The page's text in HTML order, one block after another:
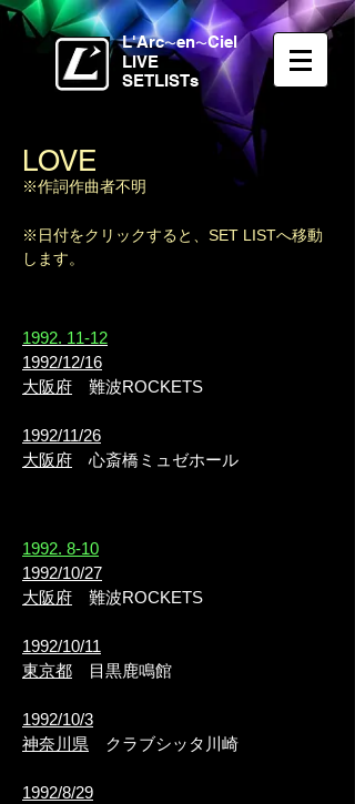
L'Arc〜en〜Ciel
LIVE
SETLISTs
LOVE
※作詞作曲者不明
※日付をクリックすると、SET LISTへ移動
します。
1992. 11-12
1992/12/16
大阪府 難波ROCKETS
1992/11/26
大阪府 心斎橋ミュゼホール
​1992. 8-10
1992/10/27
大阪府 難波ROCKETS
1992/10/11
東京都 目黒鹿鳴館
1992/10/3
神奈川県 クラブシッタ川崎
1992/8/29